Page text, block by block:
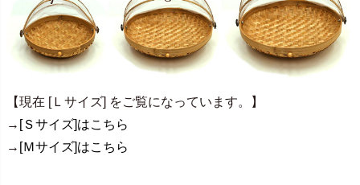
【現在 [Ｌサイズ] をご覧になっています。】
→ [Ｓサイズ]はこちら
→ [Ｍサイズ]はこちら